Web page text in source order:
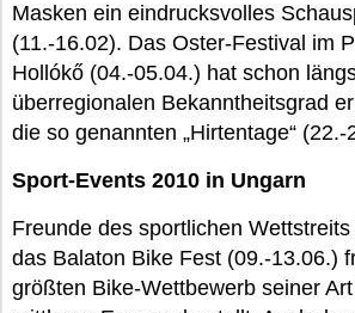
Masken ein eindrucksvolles
(11.-16.02). Das Oster-Festival im
Hollókő (04.-05.04.) hat schon
überregionalen Bekanntheitsgrad
die so genannten „Hirtentage“ (22.-
Sport-Events 2010 in Ungarn
Freunde des sportlichen
das Balaton Bike Fest (09.-13.06.)
größten Bike-Wettbewerb seiner